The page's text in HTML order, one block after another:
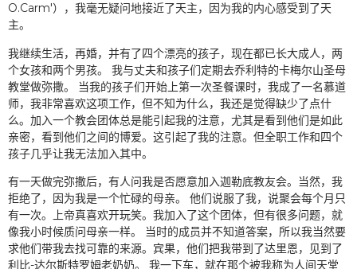
O.Carm'），我毫无疑问地接近了天主，因为我的内心感受到了天
主。
我继续生活，再婚，并有了四个漂亮的孩子，现在都已长大成人，两
个女孩和两个男孩。 我与丈夫和孩子们定期去乔利特的卡梅尔山圣母
教堂做弥撒。 当我的孩子们开始上第一次圣餐课时，我成了一名慕道
师，我非常喜欢这项工作，但不知为什么，我还是觉得缺少了点什
么。加入一个教会团体总是能引起我的注意，尤其是看到他们是如此
亲密，看到他们之间的博爱。这引起了我的注意。但全职工作和四个
孩子几乎让我无法加入其中。
有一天做完弥撒后，有人问我是否愿意加入迦勒底教友会。当然，我
拒绝了，因为我是一个忙碌的母亲。 他们说服了我，说聚会每个月只
有一次。上帝真喜欢开玩笑。我加入了这个团体，但有很多问题，就
像我小时候质问母亲一样。 当时的成员并不知道答案，所以我当然要
求他们带我去找可靠的来源。宾果，他们把我带到了达里恩，见到了
利比-达尔斯特罗姆老奶奶。 我一下车，就在那个被我称为人间天堂